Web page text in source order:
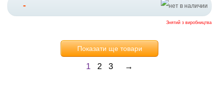
-
Знятий з виробництва
Показати ще товари
1 2 3 →